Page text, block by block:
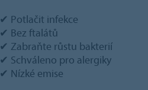
✔ Potlačit infekce
✔ Bez ftalátů
✔ Zabraňte růstu bakterií
✔ Schváleno pro alergiky
✔ Nízké emise